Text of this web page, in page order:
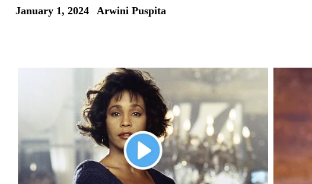
January 1, 2024 Arwini Puspita